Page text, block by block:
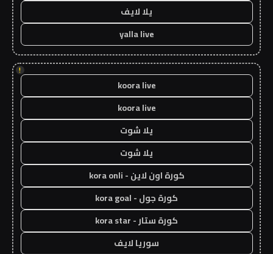
يلا لايف
yalla live
!
koora live
koora live
يلا شوت
يلا شوت
كورة اون لاين - kora onli
كورة جول - kora goal
كورة ستار - kora star
سوريا لايف